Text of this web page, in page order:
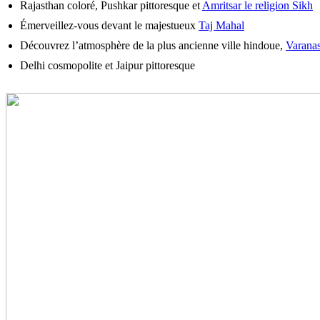
Rajasthan coloré, Pushkar pittoresque et Amritsar le religion Sikh
Émerveillez-vous devant le majestueux Taj Mahal
Découvrez l’atmosphère de la plus ancienne ville hindoue,
Delhi cosmopolite et Jaipur pittoresque